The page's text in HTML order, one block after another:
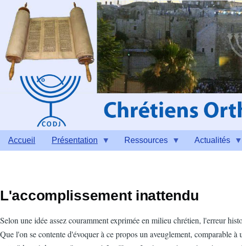
Aller au contenu principal
Accueil Présentation Ressources Actualités
L'accomplissement inattendu
Selon une idée assez couramment exprimée en milieu chrétien, l'erreur
Que l'on se contente d'évoquer à ce propos un aveuglement, comparable